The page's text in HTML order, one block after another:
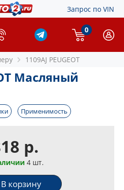
Запрос по VIN
0
1109AJ PEUGEOT
Масляный
Применимость
р.
4 шт.
В корзину